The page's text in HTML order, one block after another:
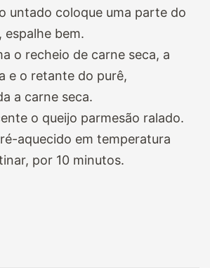
untado coloque uma parte do
espalhe bem.
o recheio de carne seca, a
e o retante do purê,
a carne seca.
o queijo parmesão ralado.
aquecido em temperatura
por 10 minutos.